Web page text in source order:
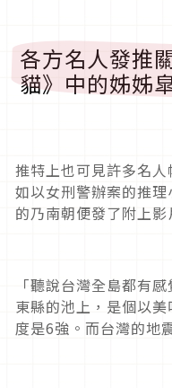
各方名人發推
貓》中的姊姊
推特上也可見許多名人
如以女刑警辦案的推
的乃南朝便發了附上影
「聽說台灣全島都有
東縣的池上，是個以
度是6強。而台灣的地